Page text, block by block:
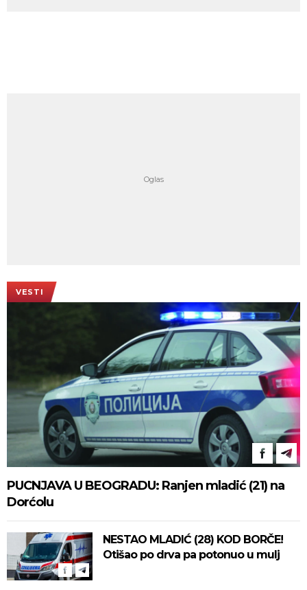
VESTI
PUCNJAVA U BEOGRADU: Ranjen mladić (21) na
Dorćolu
NESTAO MLADIĆ (28) KOD BORČE!
Otišao po drva pa potonuo u mulj